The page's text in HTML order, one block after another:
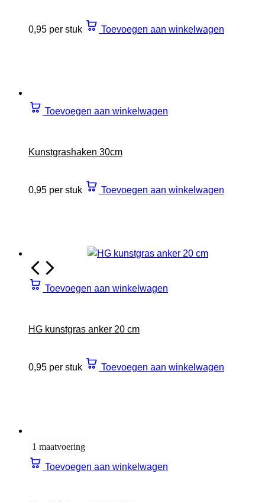
0,95 per stuk Toevoegen aan winkelwagen
Toevoegen aan winkelwagen
Kunstgrashaken 30cm
0,95 per stuk Toevoegen aan winkelwagen
Toevoegen aan winkelwagen
HG kunstgras anker 20 cm
0,95 per stuk Toevoegen aan winkelwagen
1 maatvoering
Toevoegen aan winkelwagen